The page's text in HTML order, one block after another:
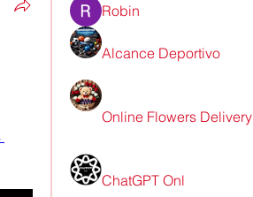
Robin
Alcance Deportivo
Online Flowers Delivery
ChatGPT Onl